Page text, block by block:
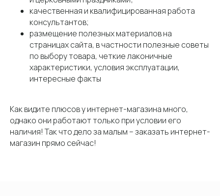
качественная и квалифицированная работа
консультантов;
размещение полезных материалов на
страницах сайта, в частности полезные советы
по выбору товара, четкие лаконичные
характеристики, условия эксплуатации,
интересные факты
Как видите плюсов у интернет-магазина много,
однако они работают только при условии его
наличия! Так что дело за малым – заказать интернет-
магазин прямо сейчас!
22.02.2024
Яндекс Дзен для бизнеса: как завоевать
Кто сказал, что статейное продвижение в интернете давно умерло?
Выдумки, не имеющие отношения к реальности. На самом деле раскрутка
бизнеса с помощью статей не только жива, но и более чем перспективна.